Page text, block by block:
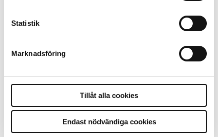
Statistik
Marknadsföring
Tillåt alla cookies
Endast nödvändiga cookies
Det är inte evidenskrav som
Debatt:Med för höga krav på evidens
kan polisen inte göra något alls